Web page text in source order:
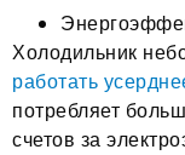
Холодильник
работать
потребляет
счетов за